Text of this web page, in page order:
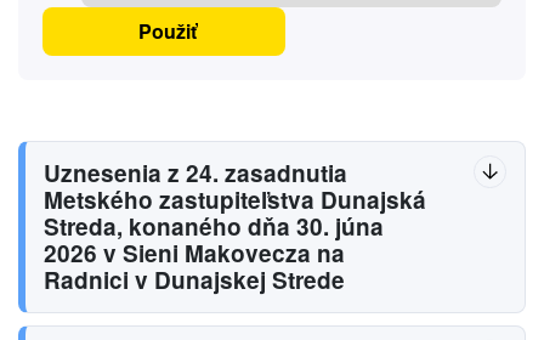
Uznesenia z 24. zasadnutia
Metského zastupiteľstva Dunajská
Streda, konaného dňa 30. júna
2026 v Sieni Makovecza na
Radnici v Dunajskej Strede